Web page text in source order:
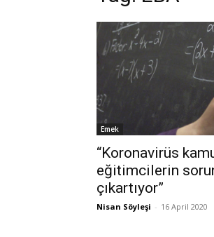
Emek
“Koronavirüs
eğitimcilerin
çıkartıyor”
Nisan Söyleşi - 16 April 2020